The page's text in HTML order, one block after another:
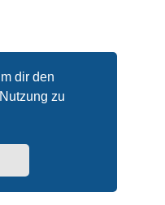
dir den
zu